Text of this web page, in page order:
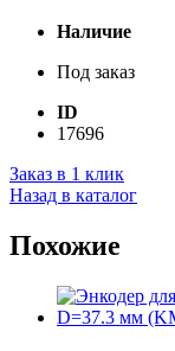
Наличие
Под заказ
ID
17696
Заказ в 1 клик
Назад в каталог
Похожие